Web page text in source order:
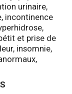
urinaire,
incontinence
et prise de
insomnie,